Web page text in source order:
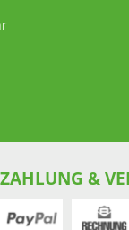
ZAHLUNG &